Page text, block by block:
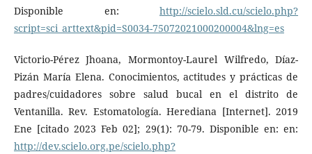
Disponible en:http://scielo.sld.cu/scielo.php?
script=sci_arttext&pid=S0034-75072021000200004&lng=es
Victorio-Pérez Jhoana, Mormontoy-Laurel Wilfredo, Díaz-
Pizán María Elena. Conocimientos, actitudes y prácticas de
padres/cuidadores sobre salud bucal en el distrito de
Ventanilla. Rev. Estomatología. Herediana [Internet]. 2019
Ene [citado 2023 Feb 02]; 29(1): 70-79. Disponible en: en:
http://dev.scielo.org.pe/scielo.php?